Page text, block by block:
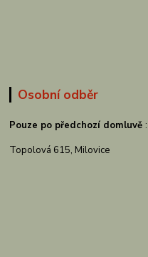
Osobní odběr
Pouze po předchozí domluvě :
Topolová 615, Milovice